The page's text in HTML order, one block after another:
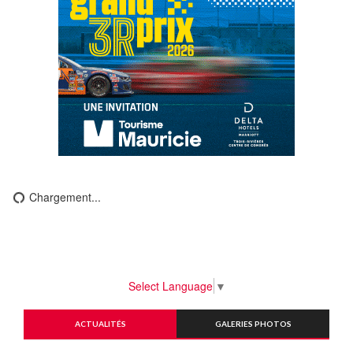
Chargement...
Select Language ▼
ACTUALITÉS GALERIES PHOTOS